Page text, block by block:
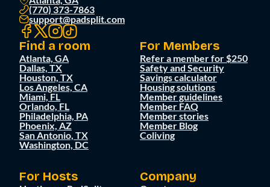
(770) 373-7863
support@padsplit.com
Find a room
Atlanta, GA
Dallas, TX
Houston, TX
Los Angeles, CA
Miami, FL
Orlando, FL
Philadelphia, PA
Phoenix, AZ
San Antonio, TX
Washington, DC
For Members
Refer a member for $250
Safety and Security
Savings calculator
Housing solutions
Member guidelines
Member FAQ
Member stories
Member Blog
Coliving
For Hosts Company